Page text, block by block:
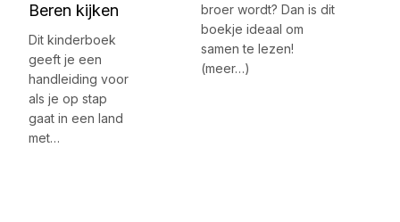
Beren kijken
Dit kinderboek
geeft je een
handleiding voor
als je op stap
gaat in een land
met…
broer wordt? Dan is dit
boekje ideaal om
samen te lezen!
(meer…)